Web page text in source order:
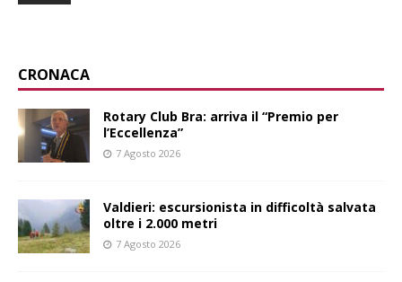
CRONACA
Rotary Club Bra: arriva il “Premio per
l’Eccellenza”
7 Agosto 2026
Valdieri: escursionista in difficoltà salvata
oltre i 2.000 metri
7 Agosto 2026